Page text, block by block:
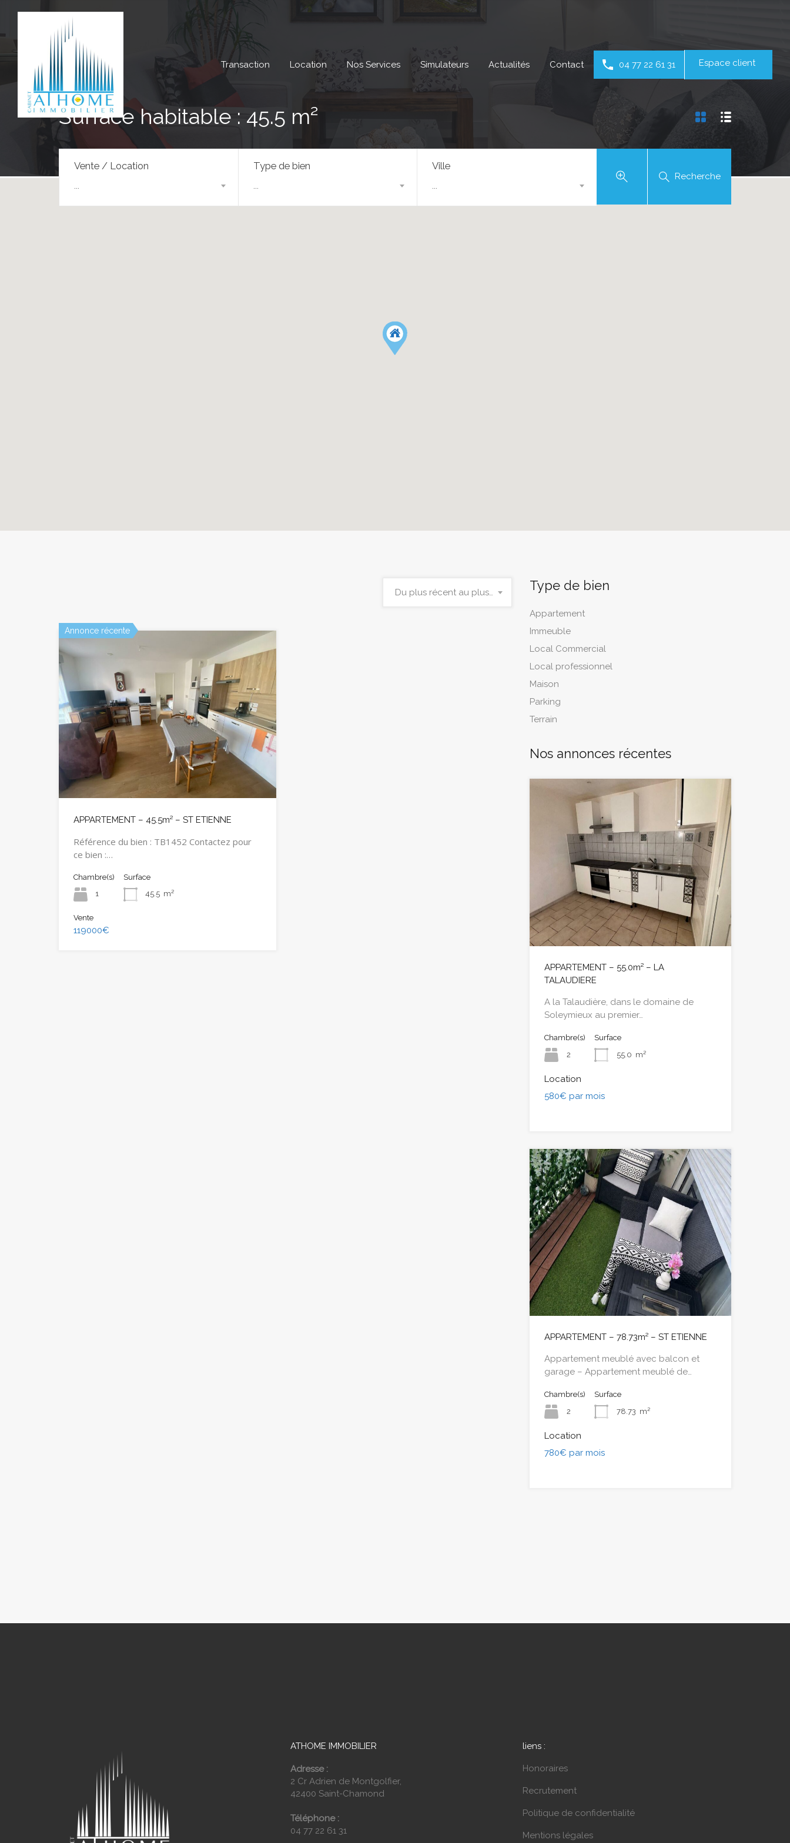
Transaction Location Nos Services Simulateurs Actualités Contact 04 77 22 61 31 Espace client
Surface habitable : 45.5 m²
Vente / Location Type de bien Ville
Recherche
Du plus récent au plus ancien
Annonce récente
APPARTEMENT – 45.5m² – ST ETIENNE
Référence du bien : TB1452 Contactez pour
ce bien :…
Chambre(s)
1
Surface
45.5 m²
Vente
119000€
Type de bien
Appartement
Immeuble
Local Commercial
Local professionnel
Maison
Parking
Terrain
Nos annonces récentes
APPARTEMENT – 55.0m² – LA
TALAUDIERE
A la Talaudière, dans le domaine de
Soleymieux au premier…
Chambre(s)
2
Surface
55.0 m²
Location
580€ par mois
APPARTEMENT – 78.73m² – ST ETIENNE
Appartement meublé avec balcon et
garage – Appartement meublé de…
Chambre(s)
2
Surface
78.73 m²
Location
780€ par mois
ATHOME IMMOBILIER
Adresse :
2 Cr Adrien de Montgolfier,
42400 Saint-Chamond
Téléphone :
04 77 22 61 31
liens :
Honoraires
Recrutement
Politique de confidentialité
Mentions légales